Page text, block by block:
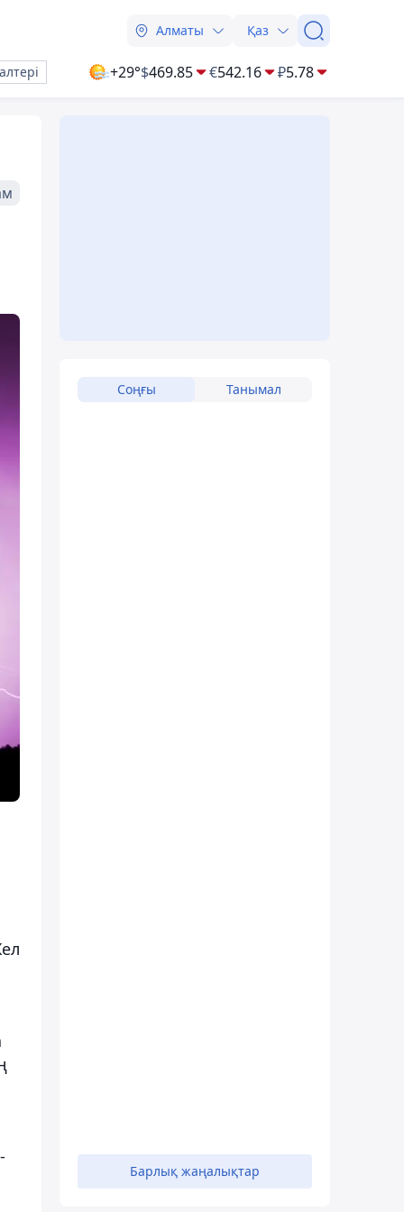
Алматы Қаз
+29°$469.85 €542.16 ₽5.78
Соңғы Танымал
Барлық жаңалықтар